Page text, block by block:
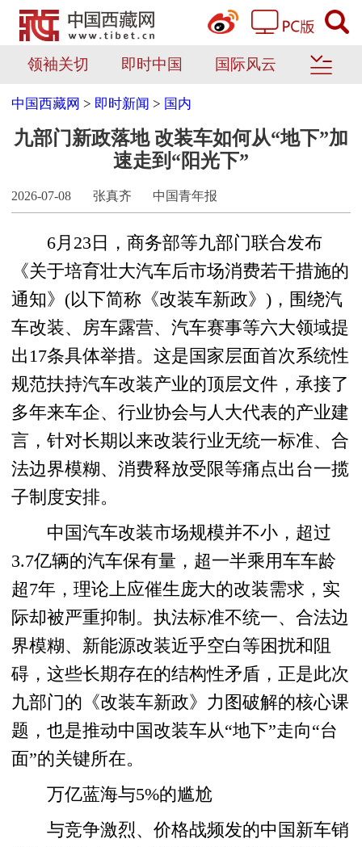
领袖关切 即时中国 国际风云
中国西藏网 > 即时新闻 > 国内
九部门新政落地 改装车如何从“地下”加
速走到“阳光下”
2026-07-08 张真齐 中国青年报
6月23日，商务部等九部门联合发布
《关于培育壮大汽车后市场消费若干措施的
通知》(以下简称《改装车新政》)，围绕汽
车改装、房车露营、汽车赛事等六大领域提
出17条具体举措。这是国家层面首次系统性
规范扶持汽车改装产业的顶层文件，承接了
多年来车企、行业协会与人大代表的产业建
言，针对长期以来改装行业无统一标准、合
法边界模糊、消费释放受限等痛点出台一揽
子制度安排。
中国汽车改装市场规模并不小，超过
3.7亿辆的汽车保有量，超一半乘用车车龄
超7年，理论上应催生庞大的改装需求，实
际却被严重抑制。执法标准不统一、合法边
界模糊、新能源改装近乎空白等困扰和阻
碍，这些长期存在的结构性矛盾，正是此次
九部门的《改装车新政》力图破解的核心课
题，也是推动中国改装车从“地下”走向“台
面”的关键所在。
万亿蓝海与5%的尴尬
与竞争激烈、价格战频发的中国新车销